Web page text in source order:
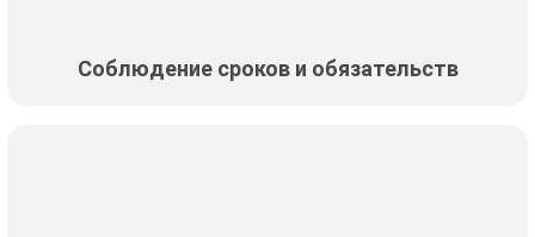
Соблюдение сроков и обязательств